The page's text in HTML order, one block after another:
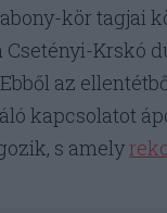
kör tagjai
Krskó
az
kapcsolatot
s amely